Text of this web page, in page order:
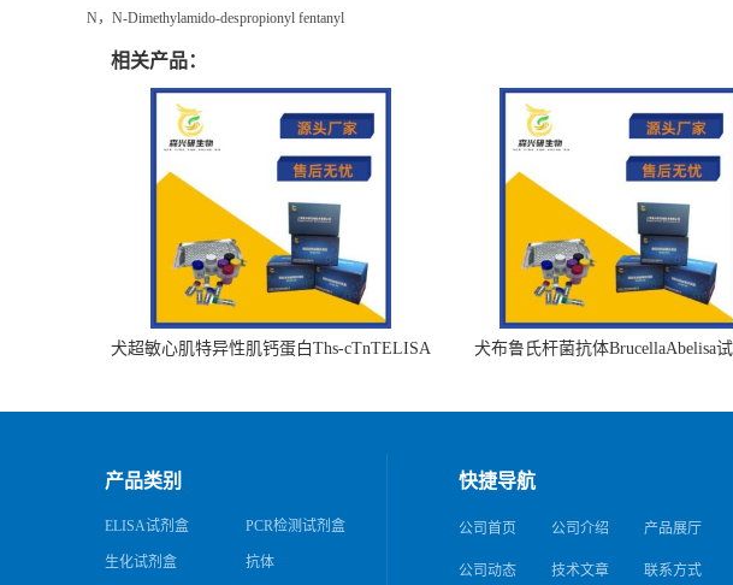
N，N-Dimethylamido-despropionyl fentanyl
相关产品：
犬超敏心肌特异性肌钙蛋白Ths-cTnTELISA
犬布鲁氏杆菌抗体BrucellaAbelisa
产品类别
ELISA试剂盒 PCR检测试剂盒
生化试剂盒 抗体
快捷导航
公司首页 公司介绍 产品展厅
公司动态 技术文章 联系方式